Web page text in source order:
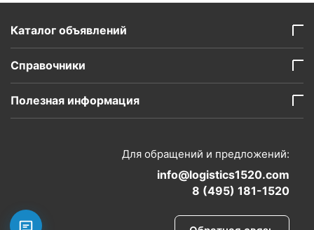
Каталог объявлений
Справочники
Полезная информация
Для обращений и предложений:
info@logistics1520.com
8 (495) 181-1520